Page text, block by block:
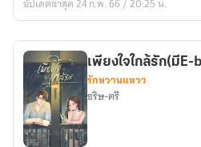
ของ
book)
เพียงใจใกล้รัก(มีE-
รักหวานแหวว
ธริษ-ตรี